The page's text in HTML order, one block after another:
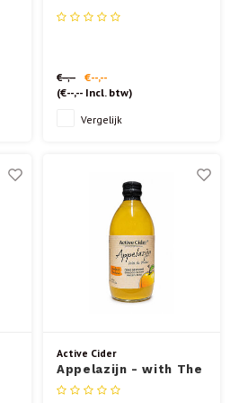
vruchtsap BIO 330ml
€--,--
€--,--
(€--,-- Incl. btw)
Vergelijk
Active Cider
Appelazijn - with The
Mother- met gember